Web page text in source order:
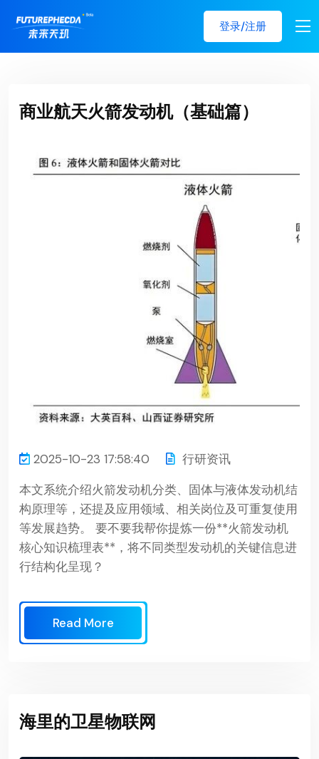
登录/注册
商业航天火箭发动机（基础篇）
2025-10-23 17:58:40
行研资讯
本文系统介绍火箭发动机分类、固体与液体发动机结
构原理等，还提及应用领域、相关岗位及可重复使用
等发展趋势。 要不要我帮你提炼一份**火箭发动机
核心知识梳理表**，将不同类型发动机的关键信息进
行结构化呈现？
Read More
海里的卫星物联网